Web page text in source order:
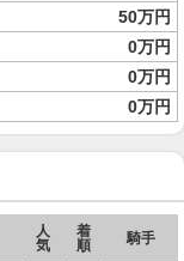
50万円
0万円
0万円
0万円
人
気
着
順
騎手